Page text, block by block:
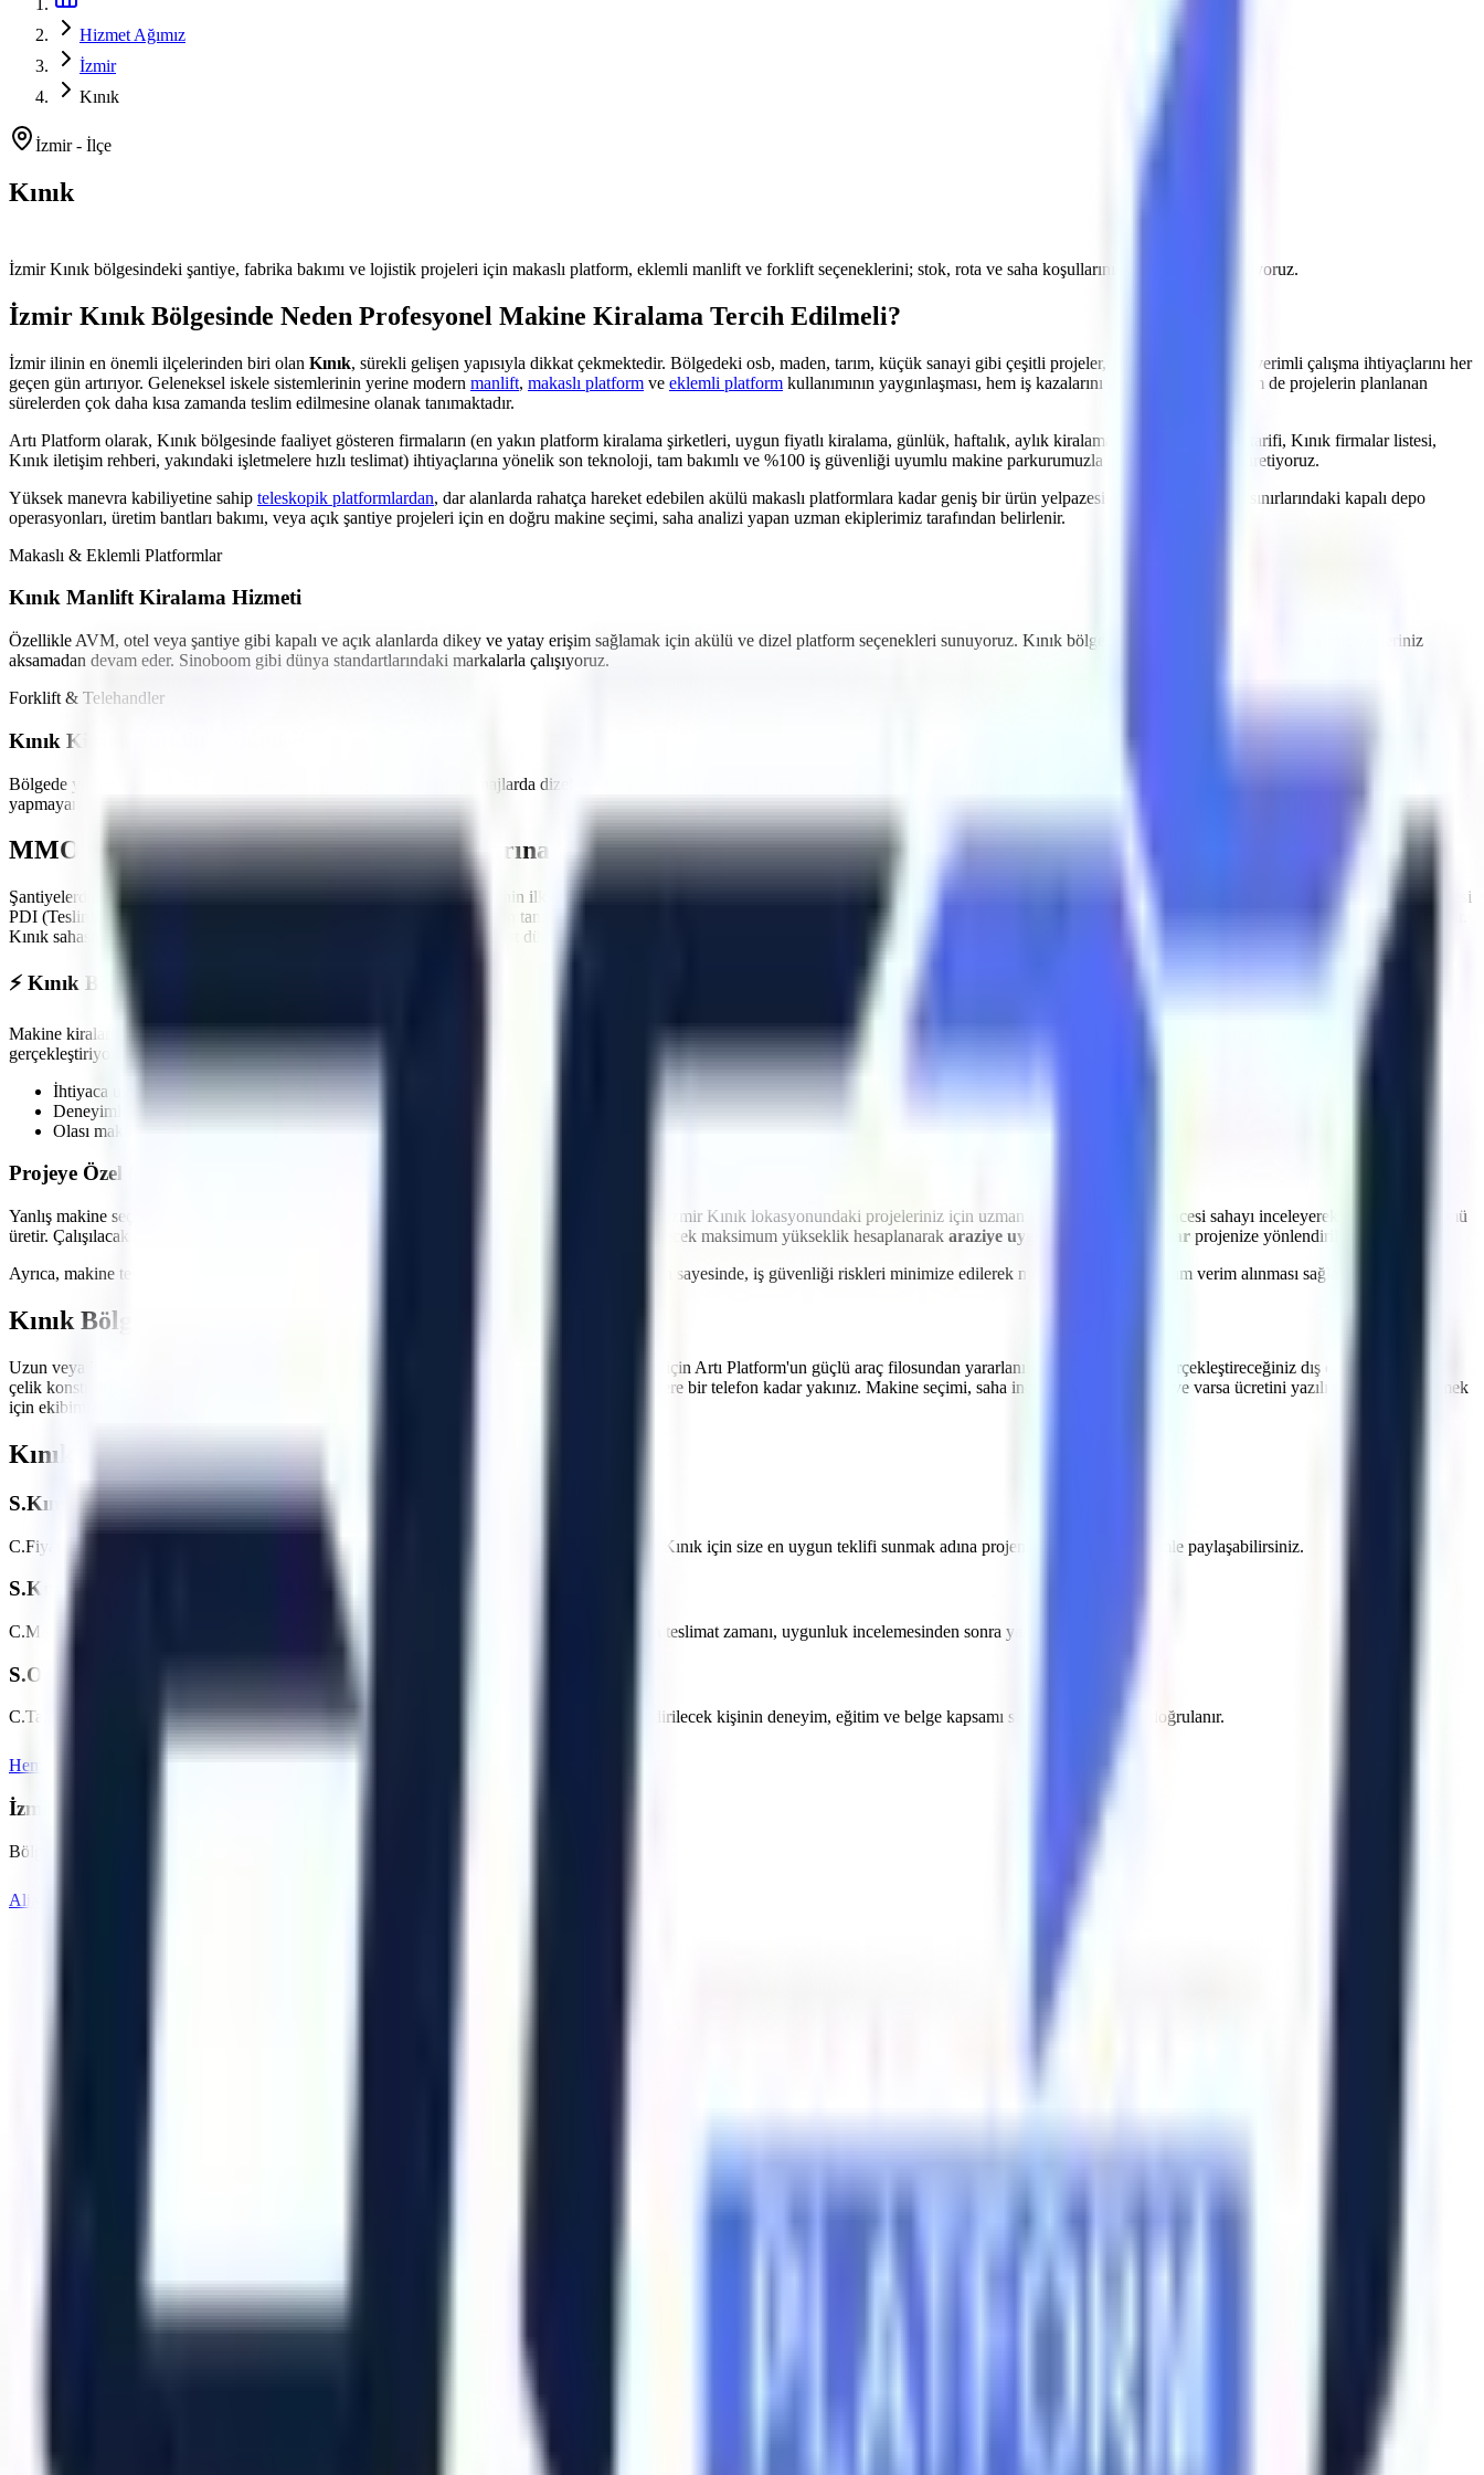
Hizmet Ağımız
İzmir
Kınık
İzmir- İlçe
Kınık
İzmir Kınık bölgesindeki şantiye, fabrika bakımı ve lojistik projeleri için makaslı platform, eklemli manlift ve forklift seçeneklerini; stok, rota ve saha koşullarını doğrulayarak planlıyoruz.
İzmir Kınık Bölgesinde Neden Profesyonel Makine Kiralama Tercih Edilmeli?
İzmirilinin en önemli ilçelerinden biri olan Kınık, sürekli gelişen yapısıyla dikkat çekmektedir. Bölgedeki osb, maden, tarım, küçük sanayi gibi çeşitli projeler, yüksekte güvenli ve verimli çalışma ihtiyaçlarını her
geçen gün artırıyor. Geleneksel iskele sistemlerinin yerine modern manlift, makaslı platform ve eklemli platform kullanımının yaygınlaşması, hem iş kazalarını minimize etmekte hem de projelerin planlanan
sürelerden çok daha kısa zamanda teslim edilmesine olanak tanımaktadır.
Artı Platform olarak, Kınık bölgesinde faaliyet gösteren firmaların (en yakın platform kiralama şirketleri, uygun fiyatlı kiralama, günlük, haftalık, aylık kiralama fiyatları, Kınık yol tarifi, Kınık firmalar listesi,
Kınık iletişim rehberi, yakındaki işletmelere hızlı teslimat) ihtiyaçlarına yönelik son teknoloji, tam bakımlı ve %100 iş güvenliği uyumlu makine parkurumuzla kiralama çözümleri üretiyoruz.
Yüksek manevra kabiliyetine sahip teleskopik platformlardan, dar alanlarda rahatça hareket edebilen akülü makaslı platformlara kadar geniş bir ürün yelpazesi sunmaktayız.
sınırlarındaki kapalı depo
operasyonları, üretim bantları bakımı, veya açık şantiye projeleri için en doğru makine seçimi, saha analizi yapan uzman ekiplerimiz tarafından belirlenir.
Makaslı & Eklemli Platformlar
Kınık Manlift Kiralama Hizmeti
Özellikle AVM, otel veya şantiye gibi kapalı ve açık alanlarda dikey ve yatay erişim sağlamak için akülü ve dizel platform seçenekleri sunuyoruz. Kınık bölgesine özel hızlı teslimat imkanlarımızla işleriniz
aksamadan devam eder. Sinoboom gibi dünya standartlarındaki markalarla çalışıyoruz.
Forklift & Telehandler
Kınık Kiralık Forklift Çözümleri
Bölgede yoğunlaşan için farklı tonajlarda dizel ve akülü
yapmayan akülü modeller en çok tercih edilen ürünlerimizdir.
MMO Denetimli ve İş Güvenliği Standartlarına Uygun Filo
Şantiyelerde, endüstriyel tesislerde yaşanan iş kazalarının önüne geçmenin ilk kuralı, kullanılan ekipmanların standartlara uygun olmasıdır.
süreçlerinde Artı Platform, her kiralama öncesi
PDI (Teslimat Öncesi Bakım) işlemlerini eksiksiz yapar. Makinelerimizin tamamı
tarafından periyodik olarak muayene edilmektedir ve CE / EN280 sertifikasyonuna sahiptir.
Kınık sahasında görev yapacak araçlarımız, operatörün güvenliğini en üst düzeyde tutacak aşırı yük sensörleri, eğim alarmları ve acil indirme valfleri ile donatılmıştır.
⚡ Kınık Bölgesine Hızlı ve Kesintisiz Lojistik
Makine kiralama süreçlerinde en kritik faktörlerden biri zaman yönetimidir. Artı Platform olarak kendi çekicilerimiz ve özel nakliye filomuzla
gerçekleştiriyoruz. Özellikleacil müdahale gerektiren onarımlarda
, saatler içinde makinenin projenizde hazır olmasını sağlayarak olası maliyet kayıplarının önüne geçiyoruz.
İhtiyaca uygun kapasite, gerçek stok ve sevkiyat uygunluğu kontrolü
Deneyimli lojistik personeli ile güvenli indirme/bindirme işlemleri
Olası makine arızalarında hızlı servis ve yedek makine tahsisi imkanı
Projeye Özel Makine Seçimi ve Saha İnceleme Seçeneği
Yanlış makine seçimi, projelerde hem zaman kaybına hem de ekstra maliyetlere neden olabilir. İzmir Kınık lokasyonundaki projeleriniz için uzman ekibimiz, kiralama öncesi sahayı inceleyerek en uygun çözümü
üretir. Çalışılacak zeminin taşıma kapasitesi, kapı ve koridor genişlikleri, eğim durumu ve erişilecek maksimum yükseklik hesaplanarak araziye uygun güçlü platformlar projenize yönlendirilir.
Ayrıca, makine teslimatında operatörlerinize veya ilgili personelinize verilen teknik oryantasyon sayesinde, iş güvenliği riskleri minimize edilerek makinelerden maksimum verim alınması sağlanır.
Kınık Bölgesi İçin Hemen Teklif Alın
Uzun veya kısa dönemli operasyonlarınızda maliyetlerinizi düşürürken verimliliğinizi artırmak için Artı Platform'un güçlü araç filosundan yararlanın.
genelinde gerçekleştireceğiniz dış cephe onarımları,
çelik konstrüksiyon montajları, çatı tamiratları ve sanayi tipi üretim hatlarının bakımlarında sizlere bir telefon kadar yakınız. Makine seçimi, saha incelemesinin kapsamı ve varsa ücretini yazılı teklifte netleştirmek
için ekibimizle iletişime geçebilirsiniz.
Kınık Bölgesi İçin Sıkça Sorulan Sorular
S.Kınık bölgesinde günlük/haftalık platform kiralama fiyatları nedir?
C.Fiyatlar makine tipine (makaslı, eklemli vb.) ve kiralama süresine göre değişmektedir. İzmir Kınık için size en uygun teklifi sunmak adına projenizin detaylarını bizimle paylaşabilirsiniz.
S.Kınık bölgesine teslimat nasıl planlanır?
C.Makine parkı, nakliye rotası, saha erişimi ve talep tarihi kontrol edilir. İzmir Kınık için kesin teslimat zamanı, uygunluk incelemesinden sonra yazılı teklifte belirtilir.
S.Operatörlü kiralama hizmetiniz var mı?
C.Talebe göre operatör seçeneği değerlendirilebilir. Kınık bölgesindeki projeler için görevlendirilecek kişinin deneyim, eğitim ve belge kapsamı sözleşme öncesinde doğrulanır.
Hemen Teklif İste
İzmir
Bölgedeki diğer OSB ve ilçeler için kiralama seçeneklerini inceleyebilirsiniz.
Aliağa
Eskişehir (Merkez)
İzmir (Ege Bölge)